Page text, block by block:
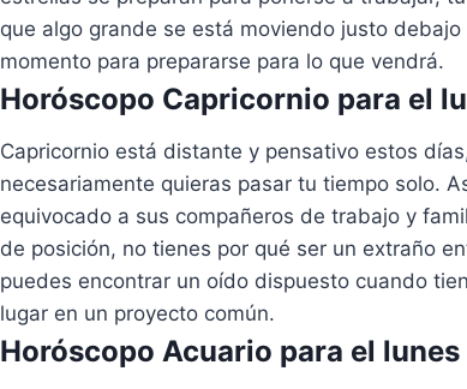
que algo grande se está moviendo justo
momento para prepararse para lo que vendrá.
Horóscopo Capricornio para el
Capricornio está distante y pensativo estos
necesariamente quieras pasar tu tiempo solo.
equivocado a sus compañeros de trabajo y
de posición, no tienes por qué ser un extraño
puedes encontrar un oído dispuesto cuando
lugar en un proyecto común.
Horóscopo Acuario para el